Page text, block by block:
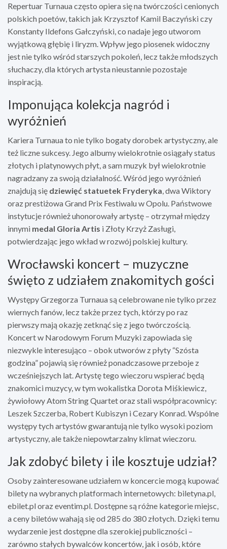
Repertuar Turnaua często opiera się na twórczości cenionych
polskich poetów, takich jak Krzysztof Kamil Baczyński czy
Konstanty Ildefons Gałczyński, co nadaje jego utworom
wyjątkową głębię i liryzm. Wpływ jego piosenek widoczny
jest nie tylko wśród starszych pokoleń, lecz także młodszych
słuchaczy, dla których artysta nieustannie pozostaje
inspiracją.
Imponująca kolekcja nagród i
wyróżnień
Kariera Turnaua to nie tylko bogaty dorobek artystyczny, ale
też liczne sukcesy. Jego albumy wielokrotnie osiągały status
złotych i platynowych płyt, a sam muzyk był wielokrotnie
nagradzany za swoją działalność. Wśród jego wyróżnień
znajdują się dziewięć statuetek Fryderyka, dwa Wiktory
oraz prestiżowa Grand Prix Festiwalu w Opolu. Państwowe
instytucje również uhonorowały artystę – otrzymał między
innymi medal Gloria Artis i Złoty Krzyż Zasługi,
potwierdzając jego wkład w rozwój polskiej kultury.
Wrocławski koncert – muzyczne
święto z udziałem znakomitych gości
Występy Grzegorza Turnaua są celebrowane nie tylko przez
wiernych fanów, lecz także przez tych, którzy po raz
pierwszy mają okazję zetknąć się z jego twórczością.
Koncert w Narodowym Forum Muzyki zapowiada się
niezwykle interesująco – obok utworów z płyty “Szósta
godzina” pojawią się również ponadczasowe przeboje z
wcześniejszych lat. Artystę tego wieczoru wspierać będą
znakomici muzycy, w tym wokalistka Dorota Miśkiewicz,
żywiołowy Atom String Quartet oraz stali współpracownicy:
Leszek Szczerba, Robert Kubiszyn i Cezary Konrad. Wspólne
występy tych artystów gwarantują nie tylko wysoki poziom
artystyczny, ale także niepowtarzalny klimat wieczoru.
Jak zdobyć bilety i ile kosztuje udział?
Osoby zainteresowane udziałem w koncercie mogą kupować
bilety na wybranych platformach internetowych: biletyna.pl,
ebilet.pl oraz eventim.pl. Dostępne są różne kategorie miejsc,
a ceny biletów wahają się od 285 do 380 złotych. Dzięki temu
wydarzenie jest dostępne dla szerokiej publiczności –
zarówno stałych bywalców koncertów, jak i osób, które